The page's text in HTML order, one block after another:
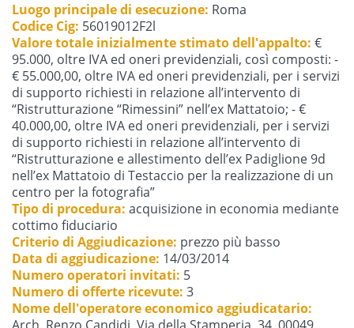
Luogo principale di esecuzione: Roma
Codice Cig: 56019012F2l
Valore totale inizialmente stimato dell'appalto: €
95.000, oltre IVA ed oneri previdenziali, così composti: -
€ 55.000,00, oltre IVA ed oneri previdenziali, per i servizi
di supporto richiesti in relazione all’intervento di
“Ristrutturazione “Rimessini” nell’ex Mattatoio; - €
40.000,00, oltre IVA ed oneri previdenziali, per i servizi
di supporto richiesti in relazione all’intervento di
“Ristrutturazione e allestimento dell’ex Padiglione 9d
nell’ex Mattatoio di Testaccio per la realizzazione di un
centro per la fotografia”
Tipo di procedura: acquisizione in economia mediante
cottimo fiduciario
Criterio di Aggiudicazione: prezzo più basso
Data di aggiudicazione: 14/03/2014
Numero operatori invitati: 5
Numero di offerte ricevute: 3
Nome dell'operatore economico aggiudicatario: